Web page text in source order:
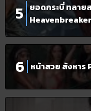
ยอดกระบี่ ทลาย
หน้าสวย สังหา